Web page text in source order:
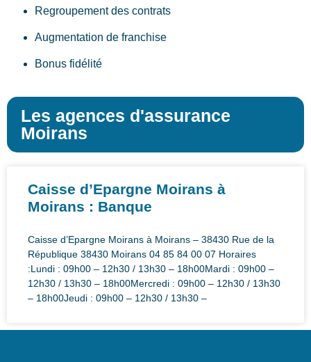
Regroupement des contrats
Augmentation de franchise
Bonus fidélité
Les agences d'assurance
Moirans
Caisse d’Epargne Moirans à
Moirans : Banque
Caisse d’Epargne Moirans à Moirans – 38430 Rue de la
République 38430 Moirans 04 85 84 00 07 Horaires
:Lundi : 09h00 – 12h30 / 13h30 – 18h00Mardi : 09h00 –
12h30 / 13h30 – 18h00Mercredi : 09h00 – 12h30 / 13h30
– 18h00Jeudi : 09h00 – 12h30 / 13h30 –